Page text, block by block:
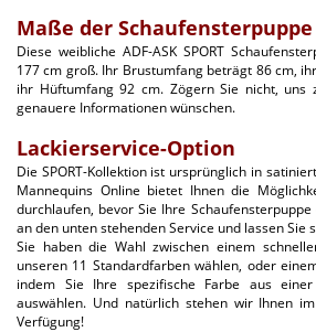
Maße der Schaufensterpuppe
Diese weibliche ADF-ASK SPORT
177 cm groß. Ihr Brustumfang beträgt 86 cm,
ihr Hüftumfang 92 cm. Zögern Sie nicht, uns
genauere Informationen wünschen.
Lackierservice-Option
Die SPORT-Kollektion ist ursprünglich in
Mannequins Online bietet Ihnen die
durchlaufen, bevor Sie Ihre
an den unten stehenden Service und lassen Sie
Sie haben die Wahl zwischen einem
unseren 11 Standardfarben wählen, oder
indem Sie Ihre spezifische Farbe aus einer
auswählen. Und natürlich stehen wir Ihnen
Verfügung!